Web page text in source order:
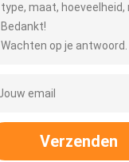
type, maat, hoeveelheid,
Bedankt!
Wachten op je antwoord.
Verzenden